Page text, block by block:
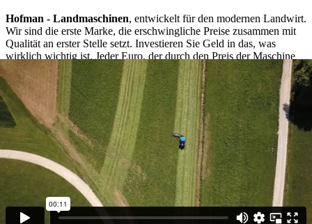
Hofman - Landmaschinen, entwickelt für den modernen Landwirt.
Wir sind die erste Marke, die erschwingliche Preise zusammen mit
Qualität an erster Stelle setzt. Investieren Sie Geld in das, was
wirklich wichtig ist. Jeder Euro, der durch den Preis der Maschine
eingespart wird, wird besser für Zeit mit der Familie oder auf dem
Weg zu den Herausforderungen des Erfolgs junger Menschen
ausgegeben.
Der kleine Landwirt mit einem Familienbauernhof wird in einer sich
schnell verändernden Welt oft übersehen. Aber nur bei solchen
entdecken wir Qualität und persönlichen Kontakt des Menschen zur
Natur. Hofman-Maschinen sind mit solchen Benutzern im Sinn
hergestellt worden. Das breite Vertriebsprogramm beinhaltet
Maschinen zur Ernte von Grünland, Fütterungsgeräte,
Bodenbearbeitungsmaschinen, Mulcher sowie Anhänger und
Container.